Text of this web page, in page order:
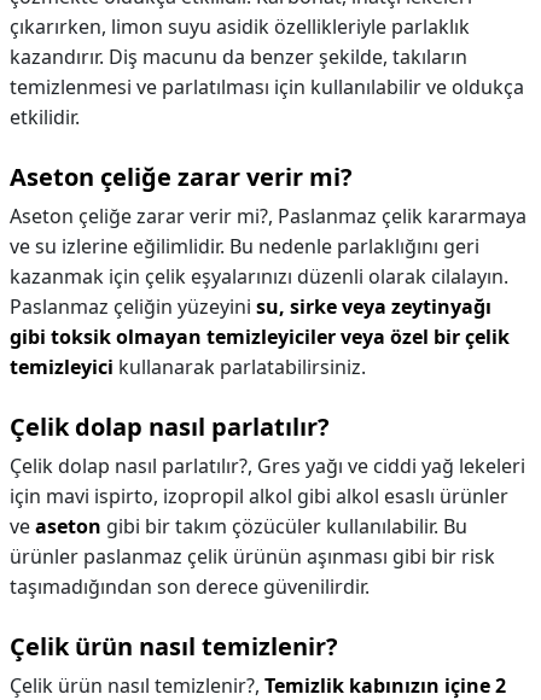
çıkarırken, limon suyu asidik özellikleriyle parlaklık
kazandırır. Diş macunu da benzer şekilde, takıların
temizlenmesi ve parlatılması için kullanılabilir ve oldukça
etkilidir.
Aseton çeliğe zarar verir mi?
Aseton çeliğe zarar verir mi?, Paslanmaz çelik kararmaya
ve su izlerine eğilimlidir. Bu nedenle parlaklığını geri
kazanmak için çelik eşyalarınızı düzenli olarak cilalayın.
Paslanmaz çeliğin yüzeyini su, sirke veya zeytinyağı
gibi toksik olmayan temizleyiciler veya özel bir çelik
temizleyici kullanarak parlatabilirsiniz.
Çelik dolap nasıl parlatılır?
Çelik dolap nasıl parlatılır?, Gres yağı ve ciddi yağ lekeleri
için mavi ispirto, izopropil alkol gibi alkol esaslı ürünler
veaseton gibi bir takım çözücüler kullanılabilir. Bu
ürünler paslanmaz çelik ürünün aşınması gibi bir risk
taşımadığından son derece güvenilirdir.
Çelik ürün nasıl temizlenir?
Çelik ürün nasıl temizlenir?, Temizlik kabınızın içine 2